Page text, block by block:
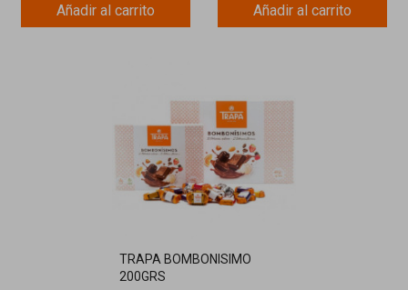
Añadir al carrito Añadir al carrito
TRAPA BOMBONISIMO
200GRS